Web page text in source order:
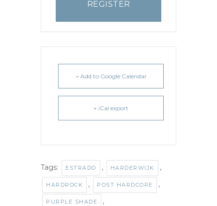
REGISTER
+ Add to Google Calendar
+ iCal export
Tags: ESTRADO , HARDERWIJK ,
HARDROCK , POST HARDCORE ,
PURPLE SHADE ,